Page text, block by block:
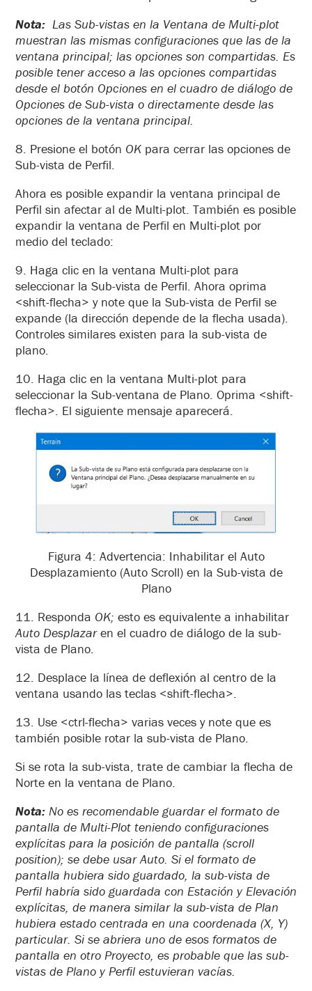
Nota: Las Sub-vistas en la Ventana de Multi-plot
muestran las mismas configuraciones que las de la
ventana principal; las opciones son compartidas. Es
posible tener acceso a las opciones compartidas
desde el botón Opciones en el cuadro de diálogo de
Opciones de Sub-vista o directamente desde las
opciones de la ventana principal.
8. Presione el botón OK para cerrar las opciones de
Sub-vista de Perfil.
Ahora es posible expandir la ventana principal de
Perfil sin afectar al de Multi-plot. También es posible
expandir la ventana de Perfil en Multi-plot por
medio del teclado:
9. Haga clic en la ventana Multi-plot para
seleccionar la Sub-vista de Perfil. Ahora oprima
<shift-flecha> y note que la Sub-vista de Perfil se
expande (la dirección depende de la flecha usada).
Controles similares existen para la sub-vista de
plano.
10. Haga clic en la ventana Multi-plot para
seleccionar la Sub-ventana de Plano. Oprima <shift-
flecha>. El siguiente mensaje aparecerá.
Figura 4: Advertencia: Inhabilitar el Auto
Desplazamiento (Auto Scroll) en la Sub-vista de
Plano
11. Responda OK; esto es equivalente a inhabilitar
Auto Desplazaren el cuadro de diálogo de la sub-
vista de Plano.
12. Desplace la línea de deflexión al centro de la
ventana usando las teclas <shift-flecha>.
13. Use <ctrl-flecha> varias veces y note que es
también posible rotar la sub-vista de Plano.
Si se rota la sub-vista, trate de cambiar la flecha de
Norte en la ventana de Plano.
Nota: No es recomendable guardar el formato de
pantalla de Multi-Plot teniendo configuraciones
explícitas para la posición de pantalla (scroll
position); se debe usar Auto. Si el formato de
pantalla hubiera sido guardado, la sub-vista de
Perfil habría sido guardada con Estación y Elevación
explícitas, de manera similar la sub-vista de Plan
hubiera estado centrada en una coordenada (X, Y)
particular. Si se abriera uno de esos formatos de
pantalla en otro Proyecto, es probable que las sub-
vistas de Plano y Perfil estuvieran vacías.